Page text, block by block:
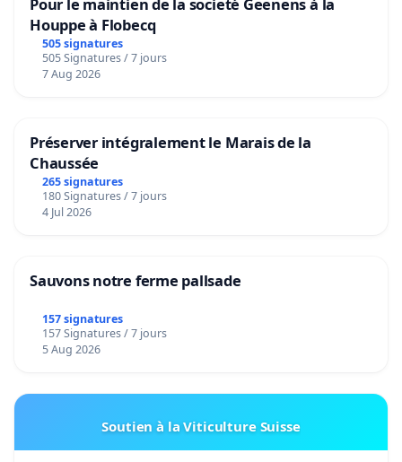
Houppe à Flobecq
505 signatures
505 Signatures / 7 jours
7 Aug 2026
Préserver intégralement le Marais de la
Chaussée
265 signatures
180 Signatures / 7 jours
4 Jul 2026
Sauvons notre ferme pallsade
157 signatures
157 Signatures / 7 jours
5 Aug 2026
Soutien à la Viticulture Suisse